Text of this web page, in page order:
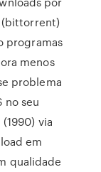
programas
menos
problema
no seu
via
em
qualidade